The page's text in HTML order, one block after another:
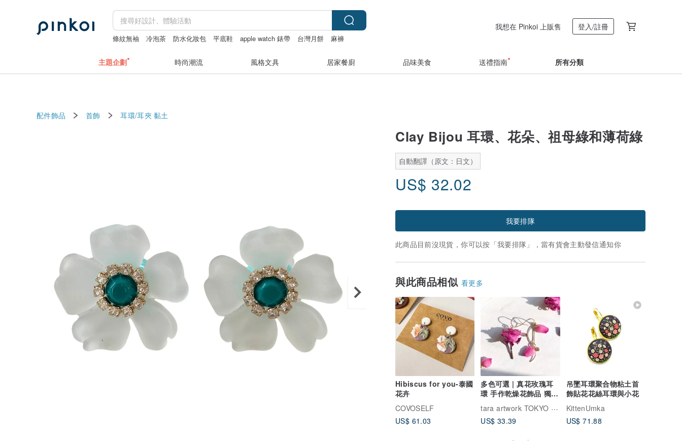
條紋無袖 冷泡茶 防水化妝包 平底鞋 apple watch 錶帶 台灣月餅
麻褲
我想在 Pinkoi 上販售 登入/註冊
主題企劃 時尚潮流 風格文具 居家餐廚 品味美食 送禮指南 所有分類
配件飾品 首飾 耳環/耳夾 黏土
Clay Bijou 耳環、花朵、祖母綠和薄荷綠
自動翻譯（原文：日文）
US$ 32.02
我要排隊
此商品目前沒現貨，你可以按「我要排隊」，當有貨會主動發信通知你
與此商品相似 看更多
Hibiscus for you-泰國
花卉
COVOSELF
US$ 61.03
多色可選 | 真花玫瑰耳
環 手作乾燥花飾品 獨一
tara artwork TOKYO | 真實玫瑰
US$ 33.39
吊墜耳環聚合物粘土首
飾貼花花絲耳環與小花
KittenUmka
US$ 71.88